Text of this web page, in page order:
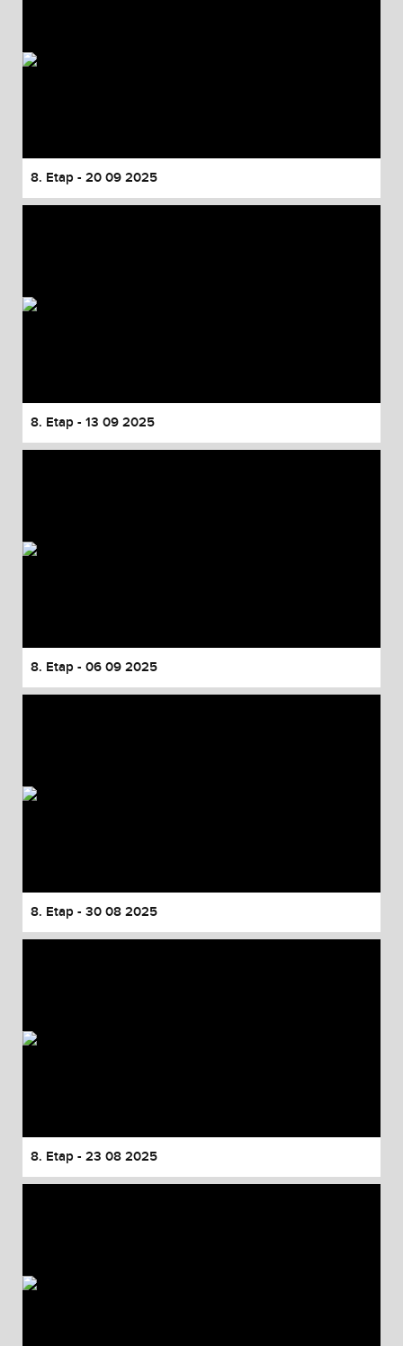
8. Etap - 20 09 2025
8. Etap - 13 09 2025
8. Etap - 06 09 2025
8. Etap - 30 08 2025
8. Etap - 23 08 2025